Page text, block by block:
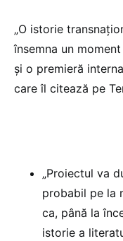
„O istorie
însemna un
şi o premieră
care îl citează pe
„Proiectul va
probabil pe la
ca, până la
istorie a